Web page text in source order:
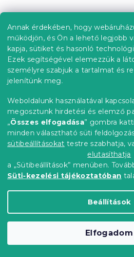
Annak érdekében, hogy
működjön, és Ön a lehető legjobb
kapja, sütiket és hasonló
Ezek segítségével elemezzük a
személyre szabjuk a tartalmat és
jelenítünk meg.
Weboldalunk használatával
megosztunk hirdetési és elemző
„Összes elfogadása” gombra
minden választható süti
sütibeállításokat testre szabhatja,
elutasíthatja
a „Sütibeállítások” menüben.
Süti-kezelési tájékoztatóban
Beállítások
Elfogadom
Kedvezménykupon
-10% "MINUSZ10"
Vízálló jersey
DREAMSHIELD 180 x 200